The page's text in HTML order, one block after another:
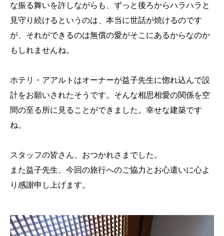
な振る舞いを許しながらも、ずっと後ろからハラハラと
見守り続けるというのは、本当に世話が焼けるのです
が、それができるのは無償の愛がそこにあるからなのか
もしれませんね。
ホテリ・アアルトはオーナーが益子先生に惚れ込んで設
計をお願いされたそうです。そんな相思相愛の関係を空
間の至る所に見ることができました。幸せな建築です
ね。
スタッフの皆さん、おつかれさまでした。
また益子先生、今回の旅行へのご協力とお心遣いに心よ
り感謝申し上げます。